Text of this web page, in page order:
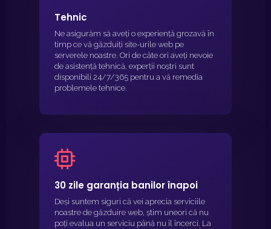
Tehnic
Ne asigurăm să aveți o experiență grozavă în
timp ce vă găzduiți site-urile web pe
serverele noastre. Ori de câte ori aveți nevoie
de asistență tehnică, experții noștri sunt
disponibili 24/7/365 pentru a vă remedia
problemele tehnice.
30 zile garanția banilor înapoi
Deși suntem siguri că vei aprecia serviciile
noastre de găzduire web, știm uneori că nu
poți evalua un serviciu până nu îl încerci. La